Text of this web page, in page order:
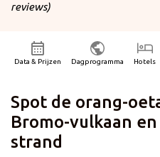
reviews)
14-09-2026
22 dagen
- Enkel geldig voor nieuwe
- Korting is niet geldig bij het
- Korting is niet geldig op onze
- Prijzen en kortingen kunnen
vertrekdatum
- Korting is al in de prijs verwerkt
Data & Prijzen Dagprogramma Hotels
Spot de orang-
Bromo-vulkaan
strand